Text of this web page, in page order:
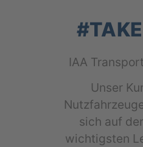
IAA
Unser
sich auf
wich­tigs­ten